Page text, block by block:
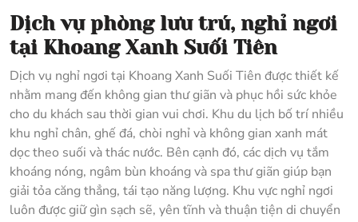
Dịch vụ phòng lưu trú, nghỉ ngơi
tại Khoang Xanh Suối Tiên
Dịch vụ nghỉ ngơi tại Khoang Xanh Suối Tiên được thiết kế
nhằm mang đến không gian thư giãn và phục hồi sức khỏe
cho du khách sau thời gian vui chơi. Khu du lịch bố trí nhiều
khu nghỉ chân, ghế đá, chòi nghỉ và không gian xanh mát
dọc theo suối và thác nước. Bên cạnh đó, các dịch vụ tắm
khoáng nóng, ngâm bùn khoáng và spa thư giãn giúp bạn
giải tỏa căng thẳng, tái tạo năng lượng. Khu vực nghỉ ngơi
luôn được giữ gìn sạch sẽ, yên tĩnh và thuận tiện di chuyển